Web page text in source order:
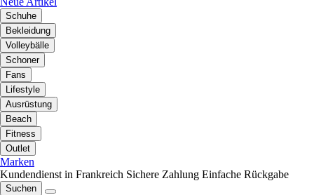
Schuhe
Bekleidung
Volleybälle
Schoner
Fans
Lifestyle
Ausrüstung
Beach
Fitness
Outlet
Marken
Kundendienst in Frankreich Sichere Zahlung Einfache Rückgabe
Suchen